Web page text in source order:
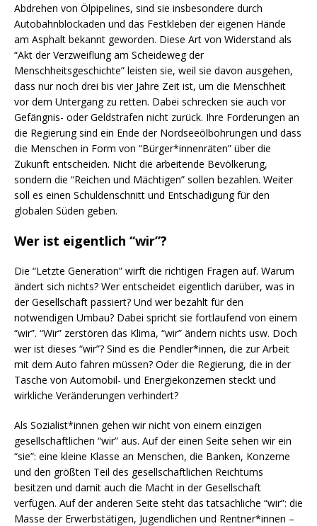
Abdrehen von Ölpipelines, sind sie insbesondere durch
Autobahnblockaden und das Festkleben der eigenen Hände
am Asphalt bekannt geworden. Diese Art von Widerstand als
“Akt der Verzweiflung am Scheideweg der
Menschheitsgeschichte” leisten sie, weil sie davon ausgehen,
dass nur noch drei bis vier Jahre Zeit ist, um die Menschheit
vor dem Untergang zu retten. Dabei schrecken sie auch vor
Gefängnis- oder Geldstrafen nicht zurück. Ihre Forderungen an
die Regierung sind ein Ende der Nordseeölbohrungen und dass
die Menschen in Form von “Bürger*innenräten” über die
Zukunft entscheiden. Nicht die arbeitende Bevölkerung,
sondern die “Reichen und Mächtigen” sollen bezahlen. Weiter
soll es einen Schuldenschnitt und Entschädigung für den
globalen Süden geben.
Wer ist eigentlich “wir”?
Die “Letzte Generation” wirft die richtigen Fragen auf. Warum
ändert sich nichts? Wer entscheidet eigentlich darüber, was in
der Gesellschaft passiert? Und wer bezahlt für den
notwendigen Umbau? Dabei spricht sie fortlaufend von einem
“wir”. “Wir” zerstören das Klima, “wir” ändern nichts usw. Doch
wer ist dieses “wir”? Sind es die Pendler*innen, die zur Arbeit
mit dem Auto fahren müssen? Oder die Regierung, die in der
Tasche von Automobil- und Energiekonzernen steckt und
wirkliche Veränderungen verhindert?
Als Sozialist*innen gehen wir nicht von einem einzigen
gesellschaftlichen “wir” aus. Auf der einen Seite sehen wir ein
“sie”: eine kleine Klasse an Menschen, die Banken, Konzerne
und den größten Teil des gesellschaftlichen Reichtums
besitzen und damit auch die Macht in der Gesellschaft
verfügen. Auf der anderen Seite steht das tatsächliche “wir”: die
Masse der Erwerbstätigen, Jugendlichen und Rentner*innen –